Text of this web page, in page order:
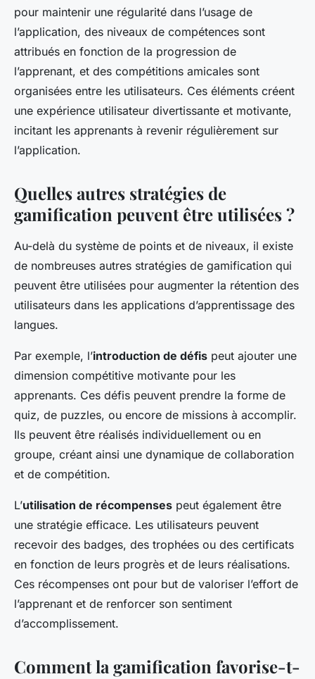
pour maintenir une régularité dans l’usage de
l’application, des niveaux de compétences sont
attribués en fonction de la progression de
l’apprenant, et des compétitions amicales sont
organisées entre les utilisateurs. Ces éléments créent
une expérience utilisateur divertissante et motivante,
incitant les apprenants à revenir régulièrement sur
l’application.
Quelles autres stratégies de
gamification peuvent être utilisées ?
Au-delà du système de points et de niveaux, il existe
de nombreuses autres stratégies de gamification qui
peuvent être utilisées pour augmenter la rétention des
utilisateurs dans les applications d’apprentissage des
langues.
Par exemple, l’introduction de défis peut ajouter une
dimension compétitive motivante pour les
apprenants. Ces défis peuvent prendre la forme de
quiz, de puzzles, ou encore de missions à accomplir.
Ils peuvent être réalisés individuellement ou en
groupe, créant ainsi une dynamique de collaboration
et de compétition.
L’utilisation de récompenses peut également être
une stratégie efficace. Les utilisateurs peuvent
recevoir des badges, des trophées ou des certificats
en fonction de leurs progrès et de leurs réalisations.
Ces récompenses ont pour but de valoriser l’effort de
l’apprenant et de renforcer son sentiment
d’accomplissement.
Comment la gamification favorise-t-